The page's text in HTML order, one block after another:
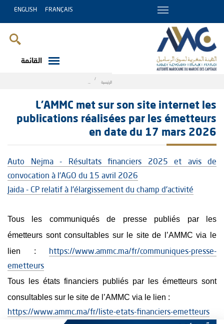
FRANÇAIS
ENGLISH
القائمة
الرئيسية par les émetteurs en date du 17 mars 2026
L’AMMC met sur son site internet les
publications réalisées par les émetteurs
en date du 17 mars 2026
Auto Nejma - Résultats financiers 2025 et avis de
convocation à l'AGO du 15 avril 2026
Jaida - CP relatif à l'élargissement du champ d'activité
Tous les communiqués de presse publiés par les
émetteurs sont consultables sur le site de l’AMMC via le
lien :
https://www.ammc.ma/fr/communiques-presse-
emetteurs
Tous les états financiers publiés par les émetteurs sont
consultables sur le site de l’AMMC via le lien :
https://www.ammc.ma/fr/liste-etats-financiers-emetteurs